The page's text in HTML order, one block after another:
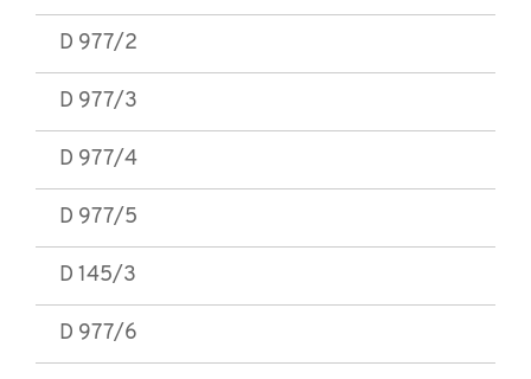
D 977/2
D 977/3
D 977/4
D 977/5
D 145/3
D 977/6